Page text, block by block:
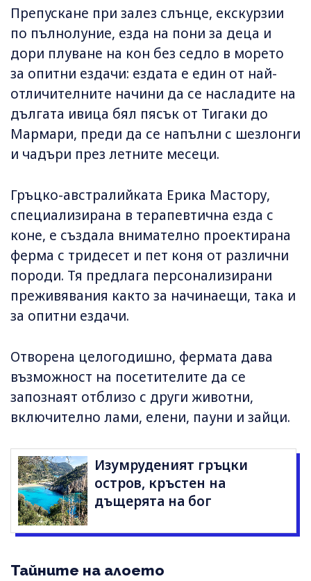
Препускане при залез слънце, екскурзии
по пълнолуние, езда на пони за деца и
дори плуване на кон без седло в морето
за опитни ездачи: ездата е един от най-
отличителните начини да се насладите на
дългата ивица бял пясък от Тигаки до
Мармари, преди да се напълни с шезлонги
и чадъри през летните месеци.
Гръцко-австралийката Ерика Мастору,
специализирана в терапевтична езда с
коне, е създала внимателно проектирана
ферма с тридесет и пет коня от различни
породи. Тя предлага персонализирани
преживявания както за начинаещи, така и
за опитни ездачи.
Отворена целогодишно, фермата дава
възможност на посетителите да се
запознаят отблизо с други животни,
включително лами, елени, пауни и зайци.
Изумруденият гръцки
остров, кръстен на
дъщерята на бог
Тайните на алоето